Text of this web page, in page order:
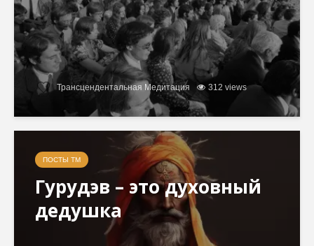
Трансцендентальная Медитация 312 views
ПОСТЫ ТМ
Гурудэв – это духовный
дедушка